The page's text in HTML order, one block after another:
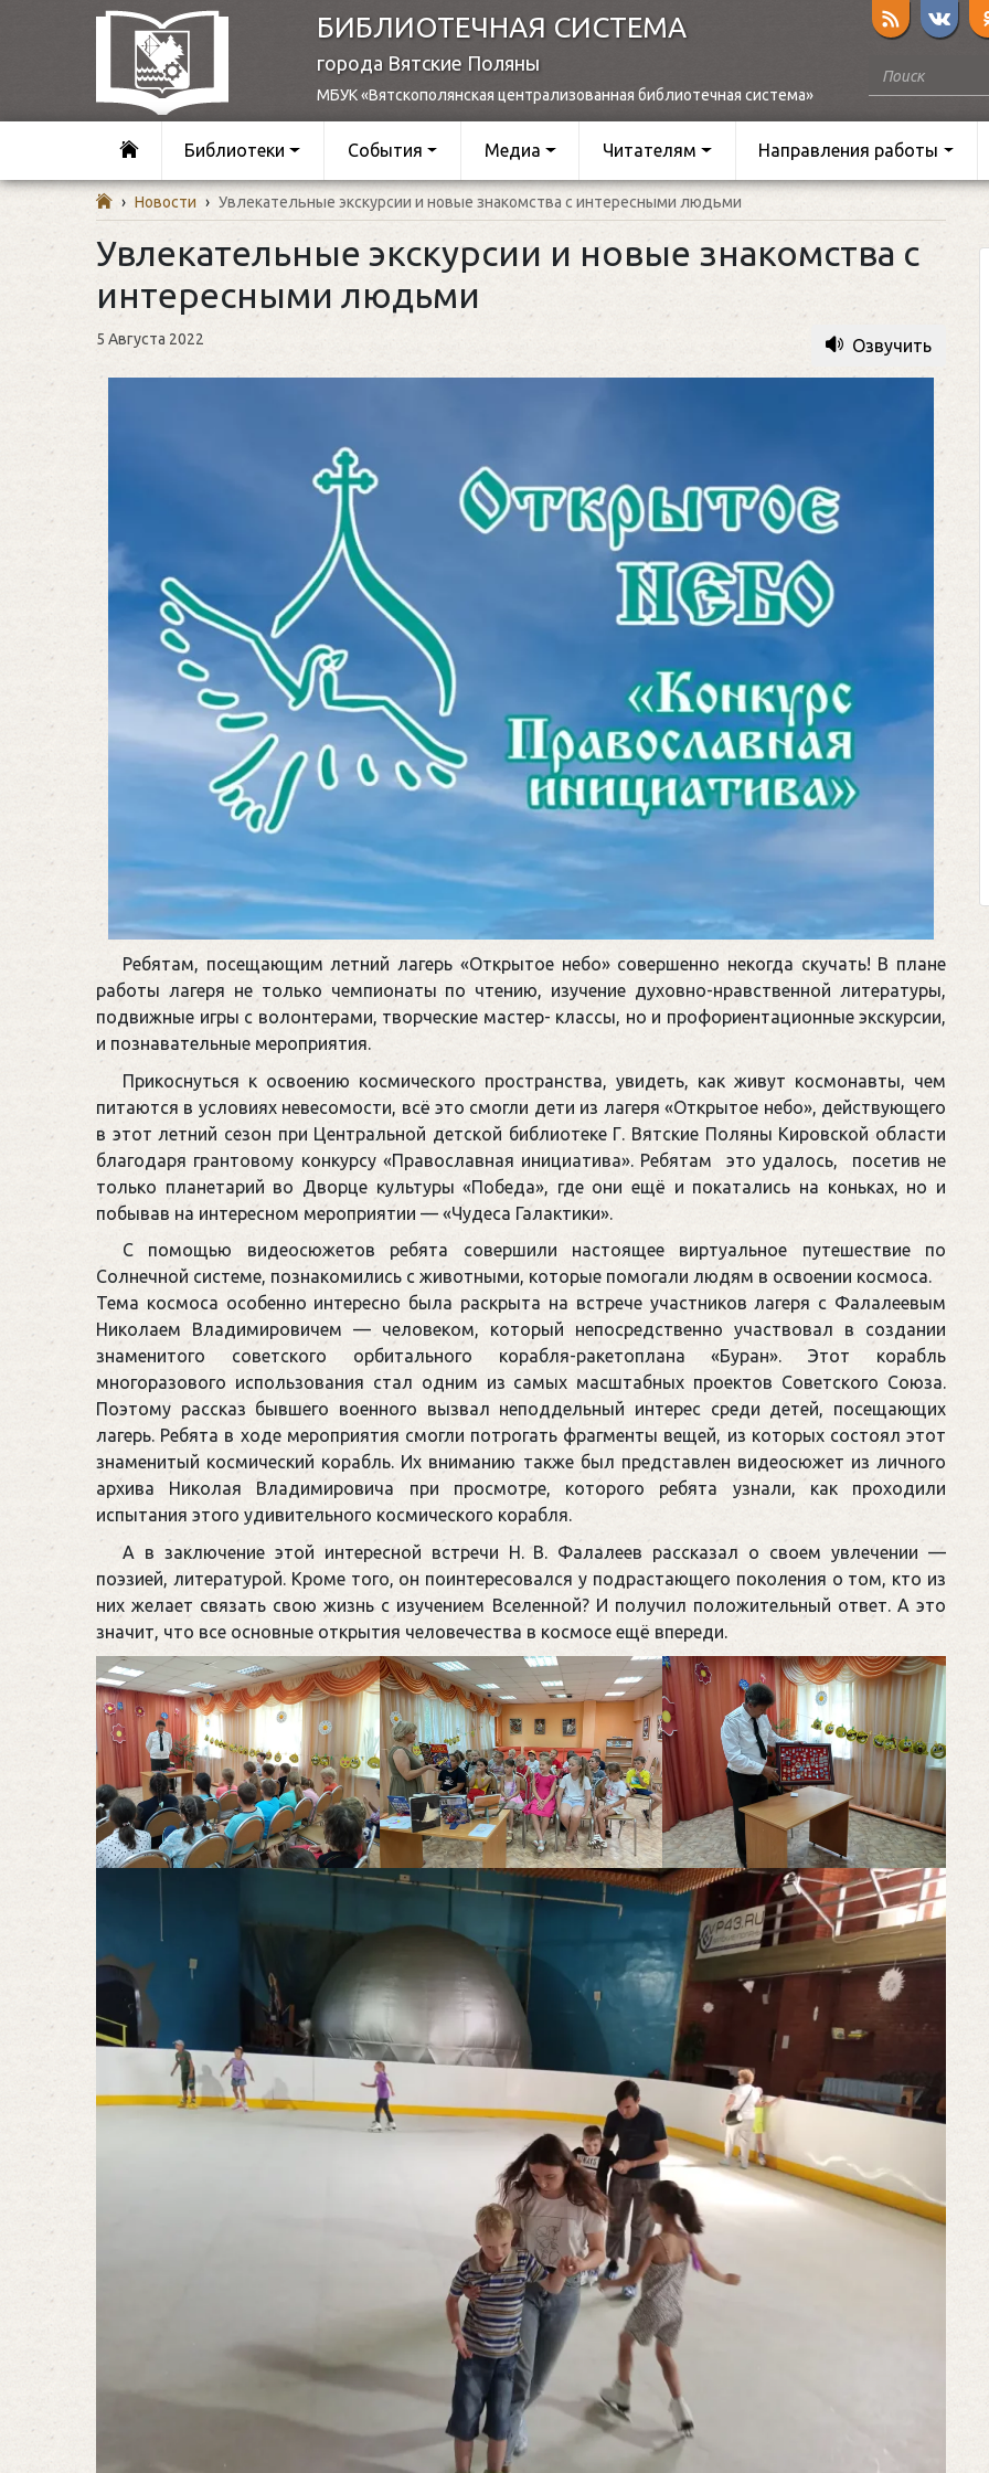
БИБЛИОТЕЧНАЯ СИСТЕМА
города Вятские Поляны
МБУК «Вятскополянская централизованная библиотечная система»
Библиотеки События Медиа Читателям Направления работы
› Новости › Увлекательные экскурсии и новые знакомства с интересными людьми
Увлекательные экскурсии и новые знакомства с
интересными людьми
5 Августа 2022 Озвучить
Ребятам, посещающим летний лагерь «Открытое небо» совершенно некогда скучать! В плане
работы лагеря не только чемпионаты по чтению, изучение духовно-нравственной литературы,
подвижные игры с волонтерами, творческие мастер- классы, но и профориентационные экскурсии,
и познавательные мероприятия.
Прикоснуться к освоению космического пространства, увидеть, как живут космонавты, чем
питаются в условиях невесомости, всё это смогли дети из лагеря «Открытое небо», действующего
в этот летний сезон при Центральной детской библиотеке Г. Вятские Поляны Кировской области
благодаря грантовому конкурсу «Православная инициатива». Ребятам это удалось, посетив не
только планетарий во Дворце культуры «Победа», где они ещё и покатались на коньках, но и
побывав на интересном мероприятии — «Чудеса Галактики».
С помощью видеосюжетов ребята совершили настоящее виртуальное путешествие по
Солнечной системе, познакомились с животными, которые помогали людям в освоении космоса.
Тема космоса особенно интересно была раскрыта на встрече участников лагеря с Фалалеевым
Николаем Владимировичем — человеком, который непосредственно участвовал в создании
знаменитого советского орбитального корабля-ракетоплана «Буран». Этот корабль
многоразового использования стал одним из самых масштабных проектов Советского Союза.
Поэтому рассказ бывшего военного вызвал неподдельный интерес среди детей, посещающих
лагерь. Ребята в ходе мероприятия смогли потрогать фрагменты вещей, из которых состоял этот
знаменитый космический корабль. Их вниманию также был представлен видеосюжет из личного
архива Николая Владимировича при просмотре, которого ребята узнали, как проходили
испытания этого удивительного космического корабля.
А в заключение этой интересной встречи Н. В. Фалалеев рассказал о своем увлечении —
поэзией, литературой. Кроме того, он поинтересовался у подрастающего поколения о том, кто из
них желает связать свою жизнь с изучением Вселенной? И получил положительный ответ. А это
значит, что все основные открытия человечества в космосе ещё впереди.